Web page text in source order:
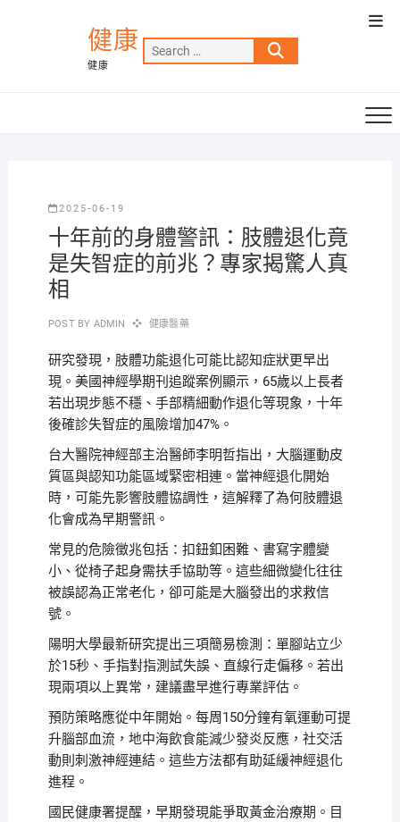
健康
健康
Search
…
2025-06-19
十年前的身體警訊：肢體退化竟
是失智症的前兆？專家揭驚人真
相
POST BY ADMIN 健康醫藥
研究發現，肢體功能退化可能比認知症狀更早出
現。美國神經學期刊追蹤案例顯示，65歲以上長者
若出現步態不穩、手部精細動作退化等現象，十年
後確診失智症的風險增加47%。
台大醫院神經部主治醫師李明哲指出，大腦運動皮
質區與認知功能區域緊密相連。當神經退化開始
時，可能先影響肢體協調性，這解釋了為何肢體退
化會成為早期警訊。
常見的危險徵兆包括：扣鈕釦困難、書寫字體變
小、從椅子起身需扶手協助等。這些細微變化往往
被誤認為正常老化，卻可能是大腦發出的求救信
號。
陽明大學最新研究提出三項簡易檢測：單腳站立少
於15秒、手指對指測試失誤、直線行走偏移。若出
現兩項以上異常，建議盡早進行專業評估。
預防策略應從中年開始。每周150分鐘有氧運動可提
升腦部血流，地中海飲食能減少發炎反應，社交活
動則刺激神經連結。這些方法都有助延緩神經退化
進程。
國民健康署提醒，早期發現能爭取黃金治療期。目